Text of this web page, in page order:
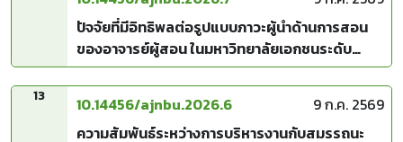
ปัจจัยที่มีอิทธิพลต่อรูปแบบภาวะผู้นำด้านการสอน
ของอาจารย์ผู้สอน ในมหาวิทยาลัยเอกชนระดับ
ปริญญาตรีในเมืองซีอาน มณฑลส่านซี
13 10.14456/ajnbu.2026.6
9 ก.ค. 2569
ความสัมพันธ์ระหว่างการบริหารงานกับสมรรถนะ